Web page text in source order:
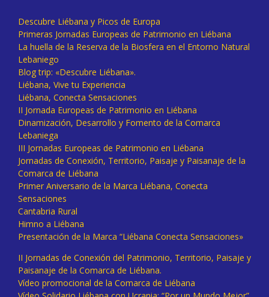
Descubre Liébana y Picos de Europa
Primeras Jornadas Europeas de Patrimonio en Liébana
La huella de la Reserva de la Biosfera en el Entorno Natural
Lebaniego
Blog trip: «Descubre Liébana».
Liébana, Vive tu Experiencia
Liébana, Conecta Sensaciones
II Jornada Europeas de Patrimonio en Liébana
Dinamización, Desarrollo y Fomento de la Comarca
Lebaniega
III Jornadas Europeas de Patrimonio en Liébana
Jornadas de Conexión, Territorio, Paisaje y Paisanaje de la
Comarca de Liébana
Primer Aniversario de la Marca Liébana, Conecta
Sensaciones
Cantabria Rural
Himno a Liébana
Presentación de la Marca “Liébana Conecta Sensaciones»
II Jornadas de Conexión del Patrimonio, Territorio, Paisaje y
Paisanaje de la Comarca de Liébana.
Vídeo promocional de la Comarca de Liébana